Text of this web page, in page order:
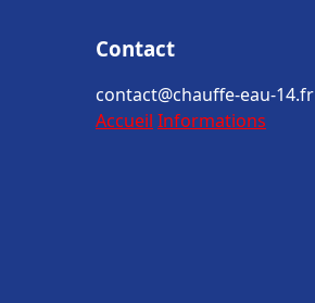
Contact
contact@chauffe-eau-14.fr
Accueil Informations